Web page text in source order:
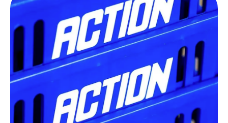
Food & Drinks
Happyness & Opmerkelijk
Lifestyle, Sport & Duurzaamheid
Gadgets & Tech
Top 5 van Valerie
Health & Beauty
Huis & Tuin
Nieuws & Media